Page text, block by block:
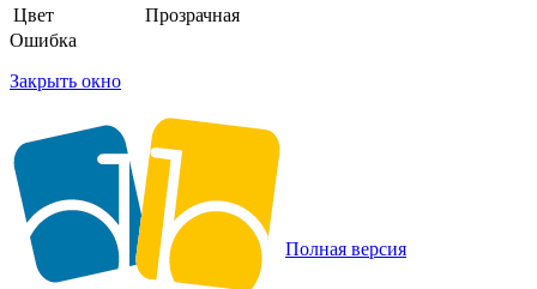
Цвет
Прозрачная
Ошибка
Закрыть окно
Полная версия